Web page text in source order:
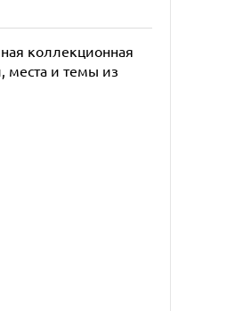
коллекционная
места и темы из